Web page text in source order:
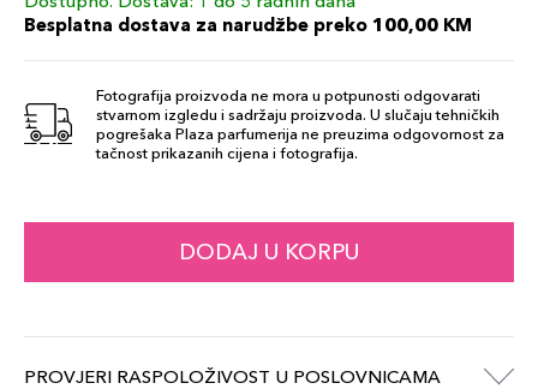
Besplatna dostava za narudžbe preko 100,00 KM
Fotografija proizvoda ne mora u potpunosti odgovarati
stvarnom izgledu i sadržaju proizvoda. U slučaju tehničkih
pogrešaka Plaza parfumerija ne preuzima odgovornost za
tačnost prikazanih cijena i fotografija.
DODAJ U KORPU
PROVJERI RASPOLOŽIVOST U POSLOVNICAMA